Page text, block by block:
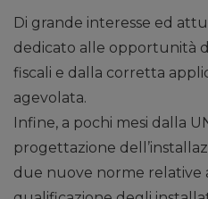
Di grande interesse ed
dedicato alle opportunità
fiscali e dalla corretta
agevolata.
Infine, a pochi mesi dalla
progettazione
due nuove norme relative